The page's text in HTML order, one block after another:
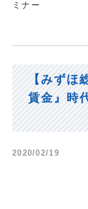
ミナー
【みずほ
賃金』時
2020/02/19